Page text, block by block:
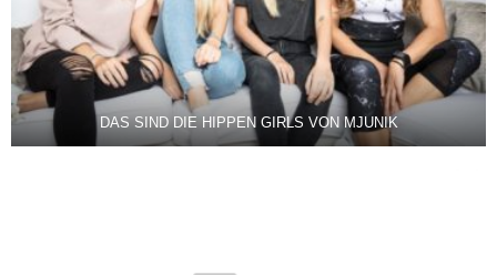
DAS SIND DIE HIPPEN GIRLS VON MJUNIK